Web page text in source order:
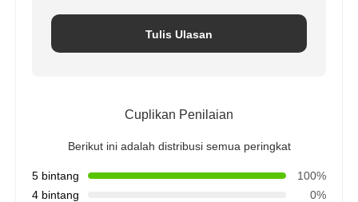
Tangki air garam pemanis air
Katup Kontrol Filter
Katup Solenoid
Tulis Ulasan
Cuplikan Penilaian
Berikut ini adalah distribusi semua peringkat
5 bintang
100%
4 bintang
0%